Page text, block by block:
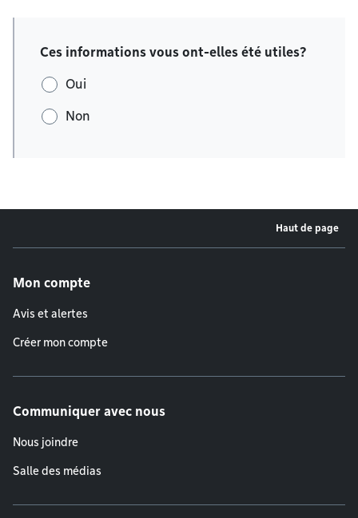
Ces informations vous ont-elles été utiles?
Oui
Non
Haut de page
Mon compte
Avis et alertes
Créer mon compte
Communiquer avec nous
Nous joindre
Salle des médias